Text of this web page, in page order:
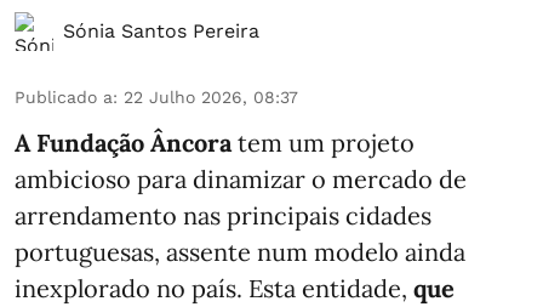
Sónia Santos Pereira
Publicado a: 22 Julho 2026, 08:37
A Fundação Âncora tem um projeto
ambicioso para dinamizar o mercado de
arrendamento nas principais cidades
portuguesas, assente num modelo ainda
inexplorado no país. Esta entidade, que